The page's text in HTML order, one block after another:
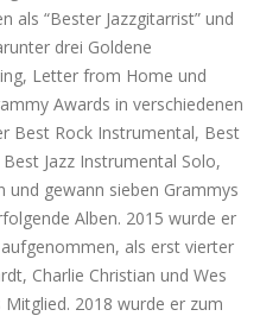
als “Bester Jazzgitarrist” und
drei Goldene
Letter from Home und
Awards in verschiedenen
Best Rock Instrumental, Best
Jazz Instrumental Solo,
gewann sieben Grammys
Alben. 2015 wurde er
als erst vierter
Charlie Christian und Wes
2018 wurde er zum